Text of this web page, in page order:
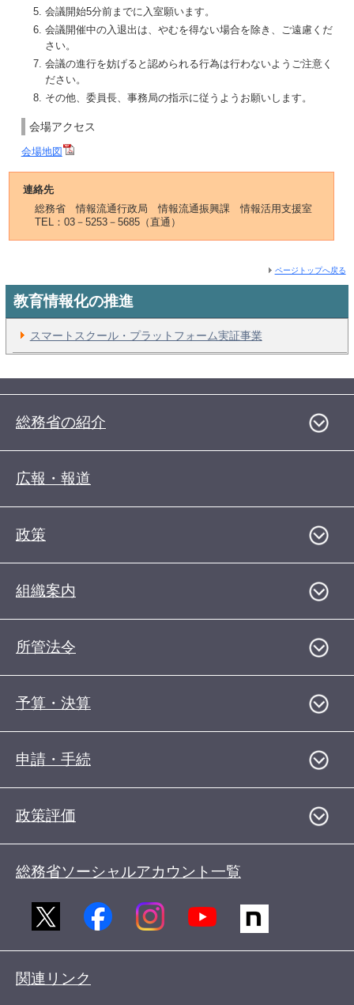
会議開始5分前までに入室願います。
会議開催中の入退出は、やむを得ない場合を除き、ご遠慮くだ
さい。
会議の進行を妨げると認められる行為は行わないようご注意く
ださい。
その他、委員長、事務局の指示に従うようお願いします。
会場アクセス
会場地図
連絡先
総務省 情報流通行政局 情報流通振興課 情報活用支援室
TEL：03－5253－5685（直通）
ページトップへ戻る
教育情報化の推進
スマートスクール・プラットフォーム実証事業
総務省の紹介
広報・報道
政策
組織案内
所管法令
予算・決算
申請・手続
政策評価
総務省ソーシャルアカウント一覧
関連リンク